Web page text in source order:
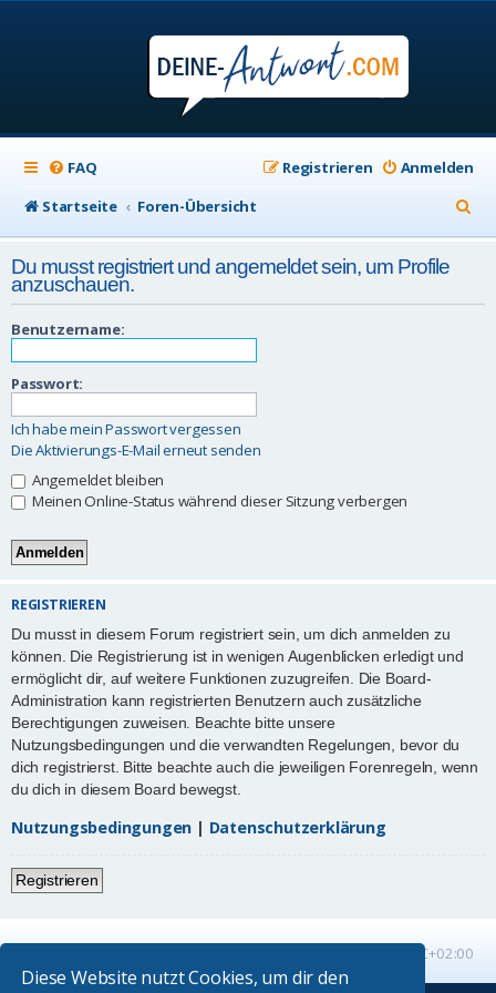
Diese Website nutzt Cookies, um dir den
FAQ Anmelden
Registrieren
Startseite
Foren-Übersicht
u
h
Du musst registriert und angemeldet sein, um Profile
anzuschauen.
Benutzername:
Passwort:
Ich habe mein Passwort vergessen
Die Aktivierungs-E-Mail erneut senden
Angemeldet bleiben
Meinen Online-Status während dieser Sitzung verbergen
REGISTRIEREN
Du musst in diesem Forum registriert sein, um dich anmelden zu
können. Die Registrierung ist in wenigen Augenblicken erledigt und
ermöglicht dir, auf weitere Funktionen zuzugreifen. Die Board-
Administration kann registrierten Benutzern auch zusätzliche
Berechtigungen zuweisen. Beachte bitte unsere
Nutzungsbedingungen und die verwandten Regelungen, bevor du
dich registrierst. Bitte beachte auch die jeweiligen Forenregeln, wenn
du dich in diesem Board bewegst.
Nutzungsbedingungen | Datenschutzerklärung
Registrieren
UTC+02:00